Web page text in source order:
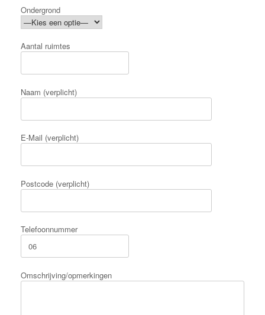
Ondergrond
Aantal ruimtes
Naam (verplicht)
E-Mail (verplicht)
Postcode (verplicht)
Telefoonnummer
Omschrijving/opmerkingen